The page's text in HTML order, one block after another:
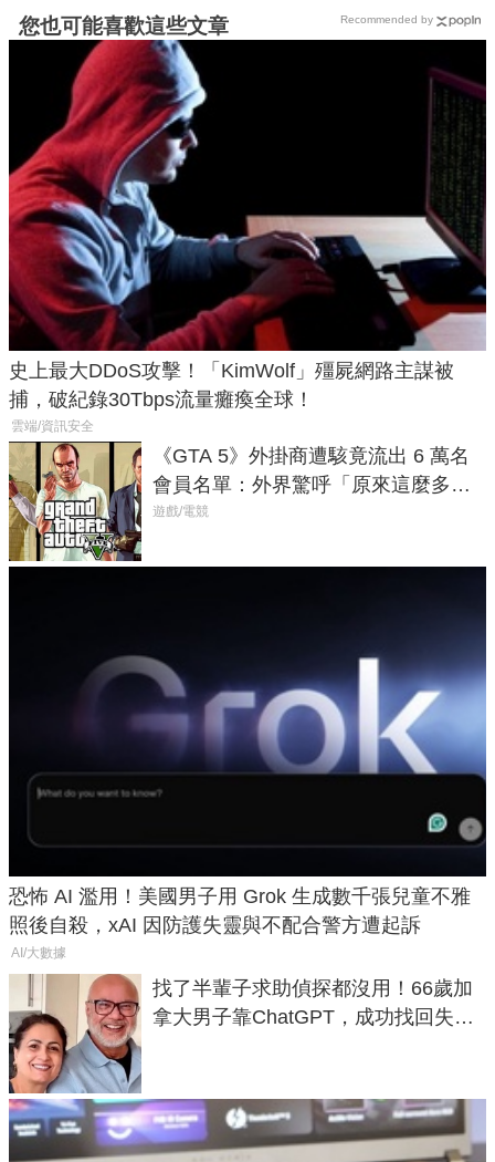
您也可能喜歡這些文章
史上最大DDoS攻擊！「KimWolf」殭屍網路主謀被
捕，破紀錄30Tbps流量癱瘓全球！
雲端/資訊安全
《GTA 5》外掛商遭駭竟流出 6 萬名
會員名單：外界驚呼「原來這麼多人
在開掛！」
遊戲/電競
恐怖 AI 濫用！美國男子用 Grok 生成數千張兒童不雅
照後自殺，xAI 因防護失靈與不配合警方遭起訴
AI/大數據
找了半輩子求助偵探都沒用！66歲加
拿大男子靠ChatGPT，成功找回失散
Recommended by